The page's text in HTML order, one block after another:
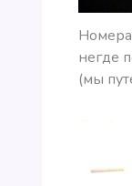
Номера
негде
(мы